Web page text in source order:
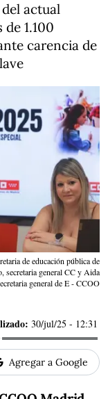
actual
1.100
carencia de
de educación pública de
secretaria general CC y Aida
general de E - CCOO
30/jul/25 - 12:31
Agregar a Google